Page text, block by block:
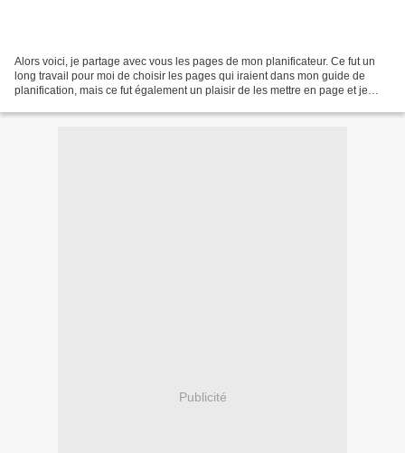
Alors voici, je partage avec vous les pages de mon planificateur. Ce fut un
long travail pour moi de choisir les pages qui iraient dans mon guide de
planification, mais ce fut également un plaisir de les mettre en page et je
Publicité